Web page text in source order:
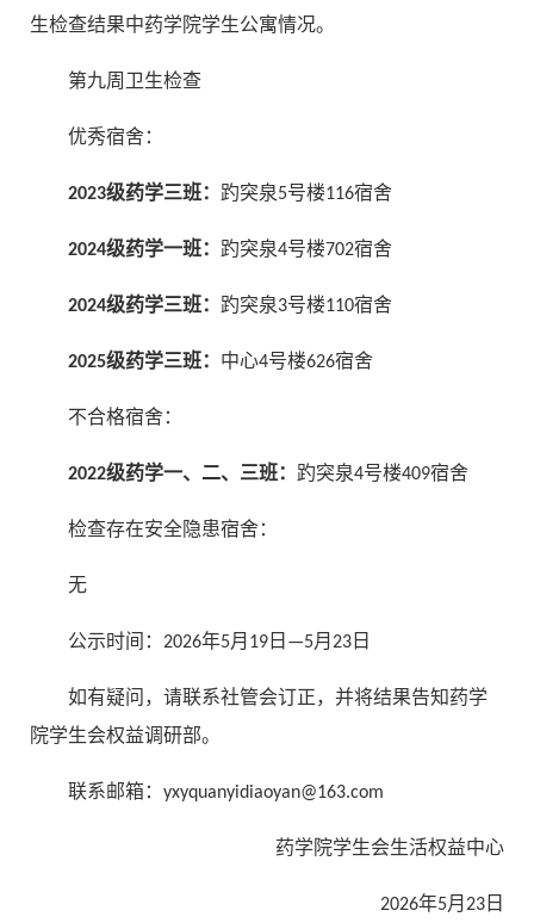
生检查结果中药学院学生公寓情况。
第九周卫生检查
优秀宿舍：
2023级药学三班： 趵突泉5号楼116宿舍
2024级药学一班： 趵突泉4号楼702宿舍
2024级药学三班： 趵突泉3号楼110宿舍
2025级药学三班： 中心4号楼626宿舍
不合格宿舍：
2022级药学一、二、三班： 趵突泉4号楼409宿舍
检查存在安全隐患宿舍：
无
公示时间：2026年5月19日—5月23日
如有疑问，请联系社管会订正，并将结果告知药学
院学生会权益调研部。
联系邮箱：yxyquanyidiaoyan@163.com
药学院学生会生活权益中心
2026年5月23日